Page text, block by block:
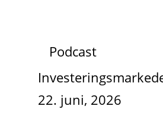
Podcast
22. juni, 2026